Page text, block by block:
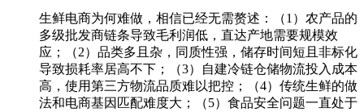
生鲜电商为何难做，相信已经无需赘述：（1）农产品的
多级批发商链条导致毛利润低，直达产地需要规模效
应；（2）品类多且杂，同质性强，储存时间短且非标化
导致损耗率居高不下；（3）自建冷链仓储物流投入成本
高，使用第三方物流品质难以把控；（4）传统生鲜的做
法和电商基因匹配难度大；（5）食品安全问题一直处于